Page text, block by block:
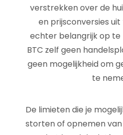
verstrekken over de
en prijsconversies
echter belangrijk op
BTC zelf geen
geen mogelijkheid om
te
De limieten die je
storten of opnemen van